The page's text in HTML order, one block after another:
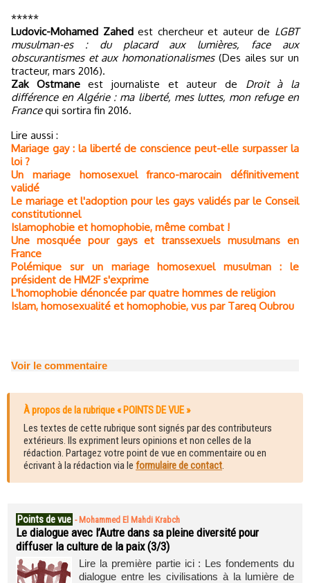
*****
Ludovic-Mohamed Zahedest chercheur et auteur de LGBT
musulman-es : du placard aux lumières, face aux
obscurantismes et aux homonationalismes(Des ailes sur un
tracteur, mars 2016).
Zak Ostmaneest journaliste et auteur de Droit à la
différence en Algérie : ma liberté, mes luttes, mon refuge en
Francequi sortira fin 2016.
Lire aussi :
Mariage gay : la liberté de conscience peut-elle surpasser la
loi ?
Un mariage homosexuel franco-marocain définitivement
validé
Le mariage et l'adoption pour les gays validés par le Conseil
constitutionnel
Islamophobie et homophobie, même combat !
Une mosquée pour gays et transsexuels musulmans en
France
Polémique sur un mariage homosexuel musulman : le
président de HM2F s'exprime
L'homophobie dénoncée par quatre hommes de religion
Islam, homosexualité et homophobie, vus par Tareq Oubrou
Voir le commentaire
À propos de la rubrique « POINTS DE VUE »
Les textes de cette rubrique sont signés par des contributeurs
extérieurs. Ils expriment leurs opinions et non celles de la
rédaction. Partagez votre point de vue en commentaire ou en
écrivant à la rédaction via le formulaire de contact.
Points de vue - Mohammed El Mahdi Krabch
Le dialogue avec l’Autre dans sa pleine diversité pour
diffuser la culture de la paix (3/3)
Lire la première partie ici : Les fondements du
dialogue entre les civilisations à la lumière de